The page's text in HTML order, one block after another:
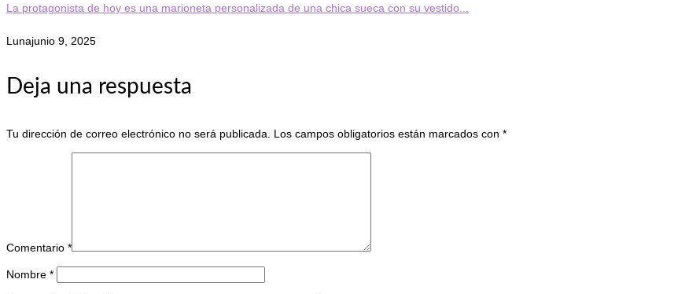
La protagonista de hoy es una marioneta personalizada de una chica sueca con su vestido...
Lunajunio 9, 2025
Deja una respuesta
Tu dirección de correo electrónico no será publicada. Los campos obligatorios están marcados con *
Comentario *
Nombre *